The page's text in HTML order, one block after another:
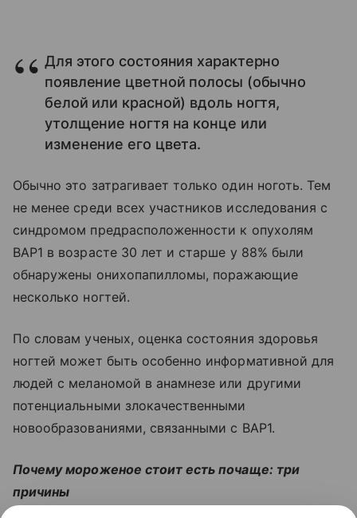
Для этого состояния характерно
появление цветной полосы (обычно
белой или красной) вдоль ногтя,
утолщение ногтя на конце или
изменение его цвета.
Обычно это затрагивает только один ноготь. Тем
не менее среди всех участников исследования с
синдромом предрасположенности к опухолям
BAP1 в возрасте 30 лет и старше у 88% были
обнаружены онихопапилломы, поражающие
несколько ногтей.
По словам ученых, оценка состояния здоровья
ногтей может быть особенно информативной для
людей с меланомой в анамнезе или другими
потенциальными злокачественными
новообразованиями, связанными с BAP1.
Почему мороженое стоит есть почаще: три
причины